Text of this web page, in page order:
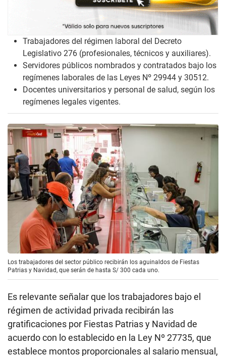
Trabajadores del régimen laboral del Decreto
Legislativo 276 (profesionales, técnicos y auxiliares).
Servidores públicos nombrados y contratados bajo los
regímenes laborales de las Leyes Nº 29944 y 30512.
Docentes universitarios y personal de salud, según los
regímenes legales vigentes.
Los trabajadores del sector público recibirán los aguinaldos de Fiestas
Patrias y Navidad, que serán de hasta S/ 300 cada uno.
Es relevante señalar que los trabajadores bajo el
régimen de actividad privada recibirán las
gratificaciones por Fiestas Patrias y Navidad de
acuerdo con lo establecido en la Ley Nº 27735, que
establece montos proporcionales al salario mensual,